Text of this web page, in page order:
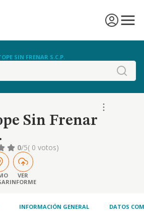
SIN FRENAR S.C.P.
Sin Frenar
0/5( 0 votos)
VER
INFORME
INFORMACIÓN GENERAL DATOS